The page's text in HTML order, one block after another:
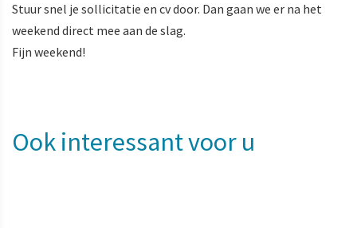
Stuur snel je sollicitatie en cv door. Dan gaan we er na het
weekend direct mee aan de slag.
Fijn weekend!
Ook interessant voor u